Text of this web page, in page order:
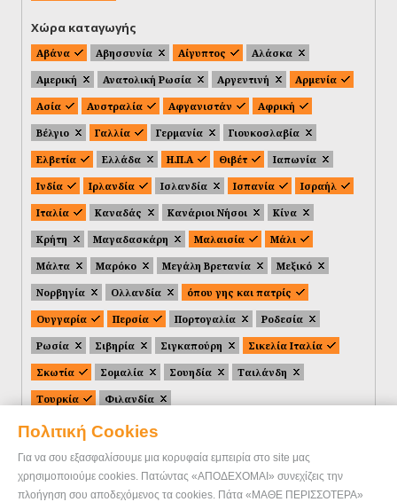
Πολιτική Cookies
Για να σου εξασφαλίσουμε μια κορυφαία εμπειρία στο site μας
χρησιμοποιούμε cookies. Πατώντας «ΑΠΟΔΕΧΟΜΑΙ» συνεχίζεις την
πλοήγηση σου αποδεχόμενος τα cookies. Πάτα «ΜΑΘΕ ΠΕΡΙΣΣΟΤΕΡΑ»
Χώρα καταγωγής
Αβάνα Αβησσυνία Αίγυπτος
Αλάσκα
Αμερική
Ανατολική Ρωσία Αργεντινή
Αρμενία
Ασία
Αυστραλία Αφγανιστάν
Αφρική
Βέλγιο
Γαλλία Γερμανία
Γιουκοσλαβία
Ελβετία
Ελλάδα Η.Π.Α Θιβέτ
Ιαπωνία
Ινδία
Ιρλανδία Ισλανδία Ισπανία
Ισραήλ
Ιταλία
Καναδάς Κανάριοι Νήσοι
Κίνα
Κρήτη
Μαγαδασκάρη Μαλαισία
Μάλι
Μάλτα
Μαρόκο Μεγάλη Βρετανία
Μεξικό
Νορβηγία
Ολλανδία
όπου γης και πατρίς
Ουγγαρία
Περσία Πορτογαλία
Ροδεσία
Ρωσία
Σιβηρία Σιγκαπούρη
Σικελία Ιταλία
Σκωτία
Σομαλία Σουηδία
Ταιλάνδη
Τουρκία
Φιλανδία